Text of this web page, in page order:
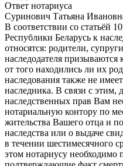
Ответ нотариуса
Суринович Татьяна
В соответствии со статьёй
Республики Беларусь к
относятся: родители,
наследодателя
от того находились ли их
наследования также не
наследника. В связи с
наследственных прав Вам
нотариальную контору по
жительства Вашего отца и
наследства или о выдаче
в течении шестимесячного
этом нотариусу необходимо